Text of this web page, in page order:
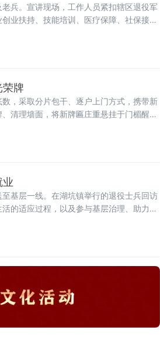
兵。宣讲现场，工作人员紧扣辖区退役军
业扶持、技能培训、医疗保障、社保接
牌
，采取分片包干、逐户上门方式，携带新
清理墙面，将新牌匾庄重悬挂于门楣醒目
业
基层一线。在湖坑镇举行的退役士兵回访
的适应过程，以及参与基层治理、助力家